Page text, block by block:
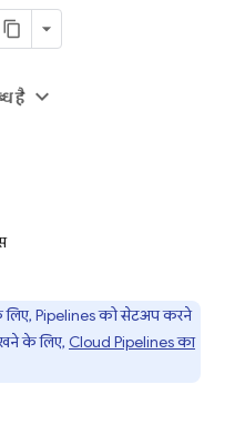
है
के लिए, Pipelines को सेटअप करने
के लिए, Cloud Pipelines का